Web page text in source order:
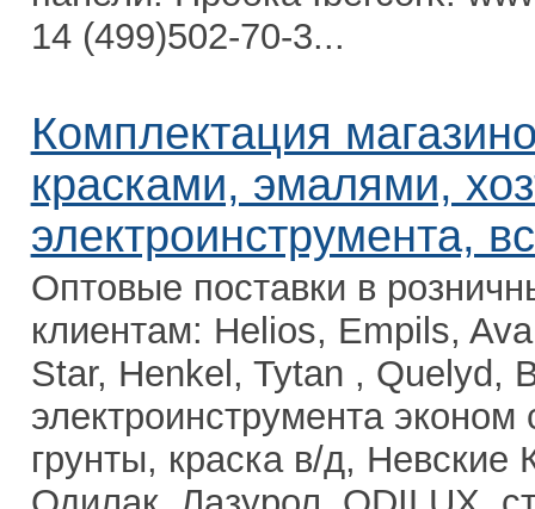
14 (499)502-70-3...
Комплектация
красками, эмалями,
электроинструмента,
Оптовые поставки в
клиентам: Helios, Empils,
Star, Henkel, Tytan , Quelyd,
электроинструмента
грунты, краска в/д, Невские